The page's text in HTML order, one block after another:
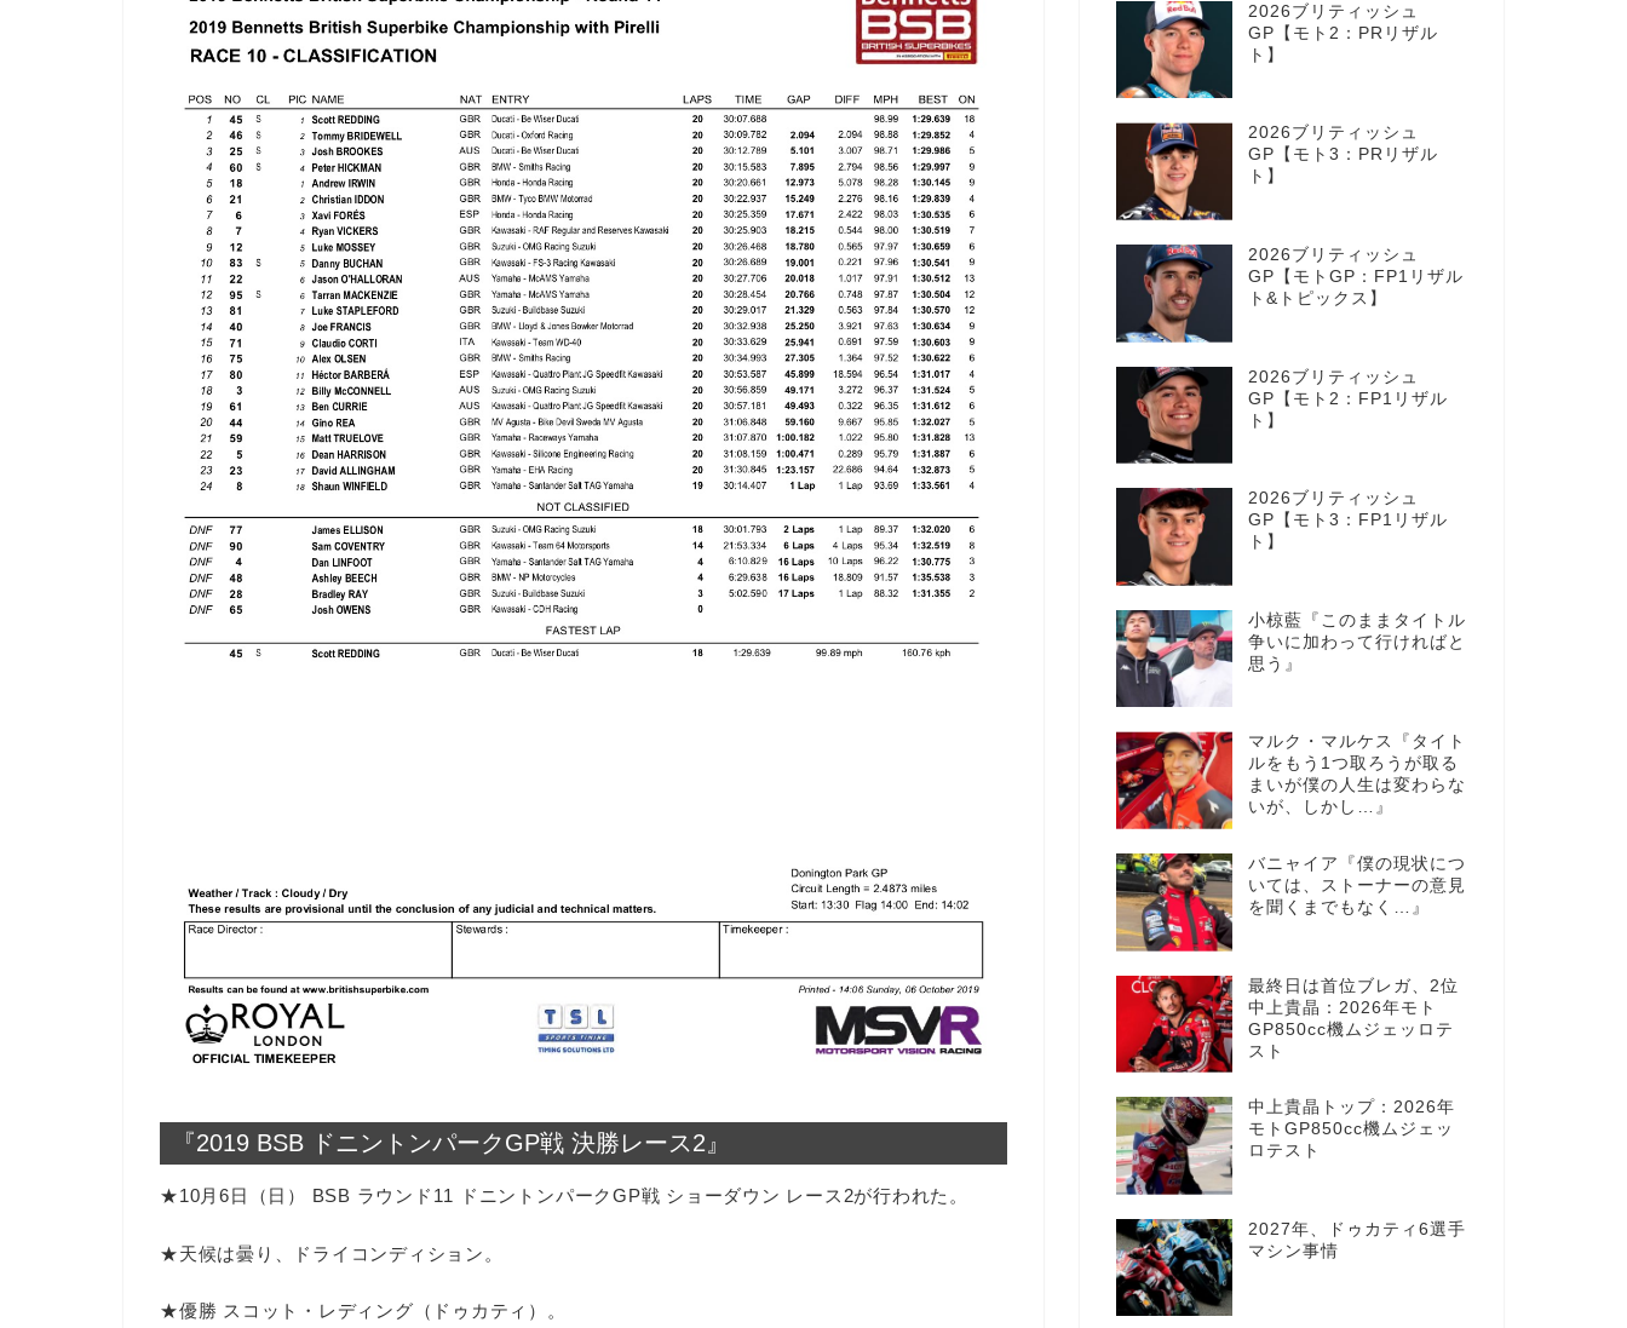
『2019 BSB ドニントンパークGP戦 決勝レース2』
★10月6日（日） BSB ラウンド11 ドニントンパークGP戦 ショーダウン レース2が行われた。
★天候は曇り、ドライコンディション。
★優勝 スコット・レディング（ドゥカティ）。
2026ブリティッシュ
GP【モト2：PRリザル
ト】
2026ブリティッシュ
GP【モト3：PRリザル
ト】
2026ブリティッシュ
GP【モトGP：FP1リザル
ト&トピックス】
2026ブリティッシュ
GP【モト2：FP1リザル
ト】
2026ブリティッシュ
GP【モト3：FP1リザル
ト】
小椋藍『このままタイトル
争いに加わって行ければと
思う』
マルク・マルケス『タイト
ルをもう1つ取ろうが取る
まいが僕の人生は変わらな
いが、しかし…』
バニャイア『僕の現状につ
いては、ストーナーの意見
を聞くまでもなく…』
最終日は首位ブレガ、2位
中上貴晶：2026年モト
GP850cc機ムジェッロテ
スト
中上貴晶トップ：2026年
モトGP850cc機ムジェッ
ロテスト
2027年、ドゥカティ6選手
マシン事情